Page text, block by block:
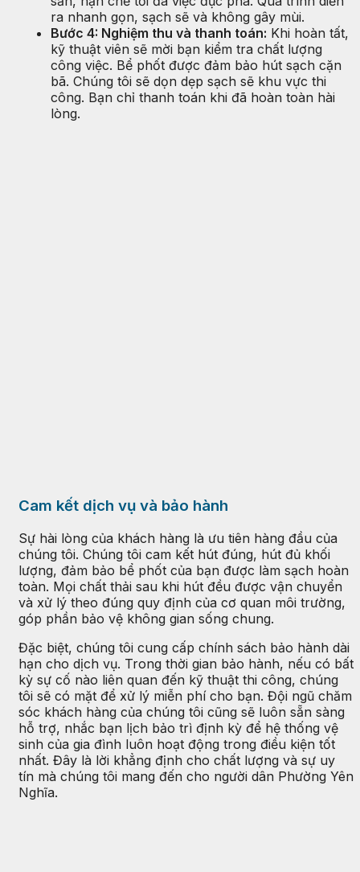
ra nhanh gọn, sạch sẽ và không gây mùi.
Bước 4: Nghiệm thu và thanh toán: Khi hoàn tất,
kỹ thuật viên sẽ mời bạn kiểm tra chất lượng
công việc. Bể phốt được đảm bảo hút sạch cặn
bã. Chúng tôi sẽ dọn dẹp sạch sẽ khu vực thi
công. Bạn chỉ thanh toán khi đã hoàn toàn hài
lòng.
Cam kết dịch vụ và bảo hành
Sự hài lòng của khách hàng là ưu tiên hàng đầu của
chúng tôi. Chúng tôi cam kết hút đúng, hút đủ khối
lượng, đảm bảo bể phốt của bạn được làm sạch hoàn
toàn. Mọi chất thải sau khi hút đều được vận chuyển
và xử lý theo đúng quy định của cơ quan môi trường,
góp phần bảo vệ không gian sống chung.
Đặc biệt, chúng tôi cung cấp chính sách bảo hành dài
hạn cho dịch vụ. Trong thời gian bảo hành, nếu có bất
kỳ sự cố nào liên quan đến kỹ thuật thi công, chúng
tôi sẽ có mặt để xử lý miễn phí cho bạn. Đội ngũ chăm
sóc khách hàng của chúng tôi cũng sẽ luôn sẵn sàng
hỗ trợ, nhắc bạn lịch bảo trì định kỳ để hệ thống vệ
sinh của gia đình luôn hoạt động trong điều kiện tốt
nhất. Đây là lời khẳng định cho chất lượng và sự uy
tín mà chúng tôi mang đến cho người dân Phường Yên
Nghĩa.